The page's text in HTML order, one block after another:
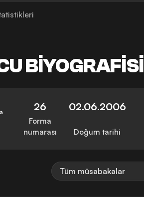
BIYOGRAFISI
26
Forma
numarası
02.06.2006
Doğum tarihi
Tüm müsabakalar